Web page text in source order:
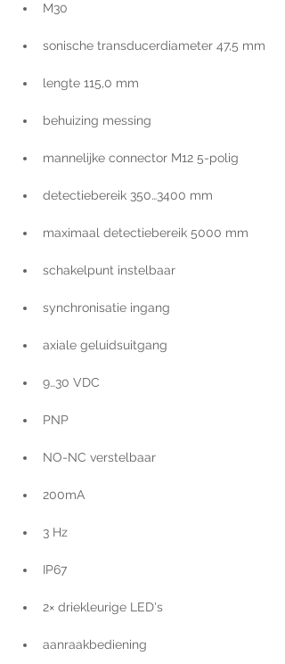
M30
sonische transducerdiameter 47,5 mm
lengte 115,0 mm
behuizing messing
mannelijke connector M12 5-polig
detectiebereik 350…3400 mm
maximaal detectiebereik 5000 mm
schakelpunt instelbaar
synchronisatie ingang
axiale geluidsuitgang
9…30 VDC
PNP
NO-NC verstelbaar
200mA
3 Hz
IP67
2× driekleurige LED's
aanraakbediening